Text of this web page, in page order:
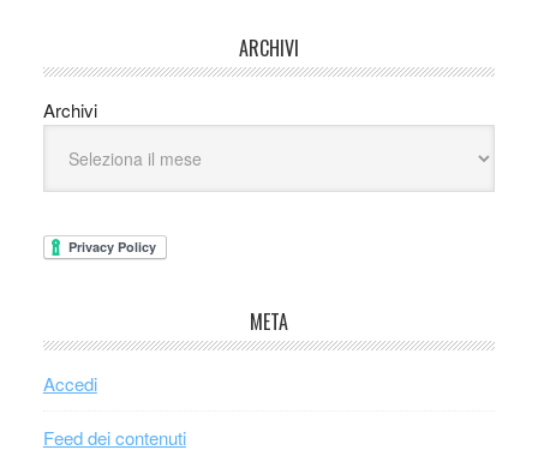
ARCHIVI
Archivi
META
Accedi
Feed dei contenuti